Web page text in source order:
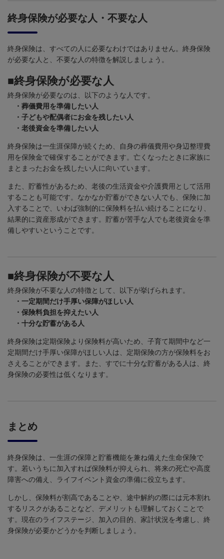
終身保険が必要な人・不要な人
終身保険は、すべての人に必要なわけではありません。終身保険
が必要な人と、不要な人の特徴を解説しましょう。
■終身保険が必要な人
終身保険が必要なのは、以下のような人です。
・葬儀費用を準備したい人
・子どもや配偶者にお金を残したい人
・老後資金を準備したい人
終身保険は一生涯保障が続くため、自身の葬儀費用や身辺整理費
用を保険金で確保することができます。亡くなったときに家族に
まとまったお金を残したい人に向いています。
また、貯蓄性があるため、老後の生活資金や介護費用として活用
することも可能です。なかなか貯蓄ができない人でも、保険に加
入することで、いわば強制的に保険料を払い続けることになり、
結果的に資産形成ができます。貯蓄が苦手な人でも老後資金を準
備しやすいということです。
■終身保険が不要な人
終身保険が不要な人の特徴として、以下が挙げられます。
・一定期間だけ手厚い保障がほしい人
・保険料負担を抑えたい人
・十分な貯蓄がある人
終身保険は定期保険より保険料が高いため、子育て期間中など一
定期間だけ手厚い保障がほしい人は、定期保険の方が保険料をお
さえることができます。また、すでに十分な貯蓄がある人は、終
身保険の必要性は低くなります。
まとめ
終身保険は、一生涯の保障と貯蓄機能を兼ね備えた生命保険で
す。若いうちに加入すれば保険料が抑えられ、将来の死亡や高度
障害への備え、ライフイベント資金の準備に役立ちます。
しかし、保険料が割高であることや、途中解約の際には元本割れ
するリスクがあることなど、デメリットも理解しておくことで
す。現在のライフステージ、加入の目的、家計状況を考慮し、終
身保険が必要かどうかを判断しましょう。